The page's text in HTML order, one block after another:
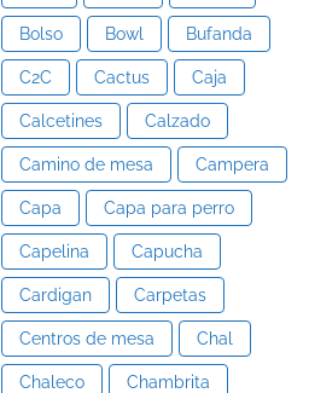
Bolso Bowl Bufanda
C2C Cactus Caja
Calcetines Calzado
Camino de mesa Campera
Capa Capa para perro
Capelina Capucha
Cardigan Carpetas
Centros de mesa Chal
Chaleco Chambrita